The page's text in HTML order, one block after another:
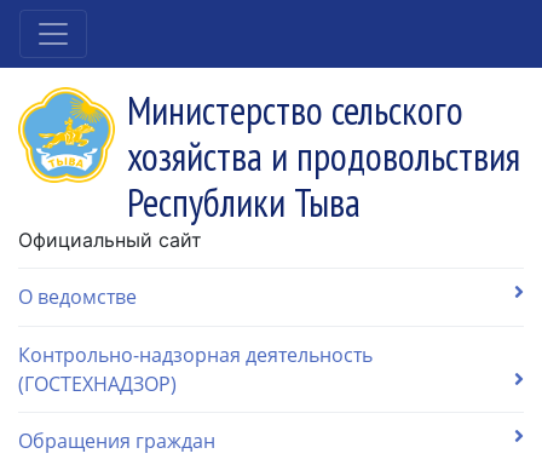
Министерство сельского
хозяйства и продовольствия
Республики Тыва
Официальный сайт
О ведомстве
Контрольно-надзорная деятельность
(ГОСТЕХНАДЗОР)
Обращения граждан